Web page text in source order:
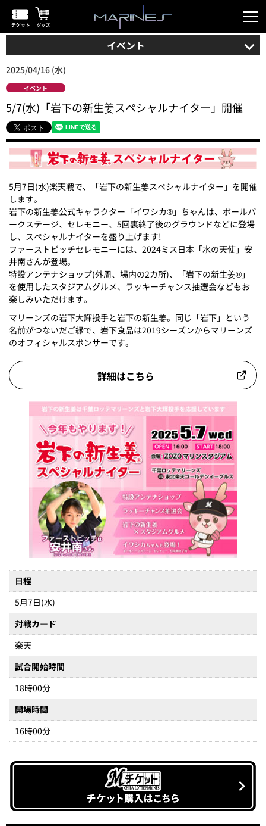
イベント
2025/04/16 (水)
イベント
5/7(水)「岩下の新生姜スペシャルナイター」開催
5月7日(水)楽天戦で、「岩下の新生姜スペシャルナイター」を開催
します。
岩下の新生姜公式キャラクター「イワシカ®」ちゃんは、ボールパ
ークステージ、セレモニー、5回裏終了後のグラウンドなどに登場
し、スペシャルナイターを盛り上げます!
ファーストピッチセレモニーには、2024ミス日本「水の天使」安
井南さんが登場。
特設アンテナショップ(外周、場内の2カ所)、「岩下の新生姜®」
を使用したスタジアムグルメ、ラッキーチャンス抽選会などもお
楽しみいただけます。
マリーンズの岩下大輝投手と岩下の新生姜。同じ「岩下」という
名前がつないだご縁で、岩下食品は2019シーズンからマリーンズ
のオフィシャルスポンサーです。
詳細はこちら
日程
5月7日(水)
対戦カード
楽天
試合開始時間
18時00分
開場時間
16時00分